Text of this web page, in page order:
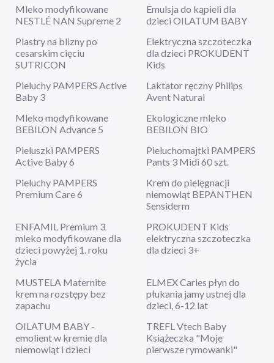
Mleko modyfikowane
NESTLÉ NAN Supreme 2
Emulsja do kąpieli dla
dzieci OILATUM BABY
Plastry na blizny po
cesarskim cięciu
SUTRICON
Elektryczna szczoteczka
dla dzieci PROKUDENT
Kids
Pieluchy PAMPERS Active
Baby 3
Laktator ręczny Philips
Avent Natural
Mleko modyfikowane
BEBILON Advance 5
Ekologiczne mleko
BEBILON BIO
Pieluszki PAMPERS
Active Baby 6
Pieluchomajtki PAMPERS
Pants 3 Midi 60 szt.
Pieluchy PAMPERS
Premium Care 6
Krem do pielęgnacji
niemowląt BEPANTHEN
Sensiderm
ENFAMIL Premium 3
mleko modyfikowane dla
dzieci powyżej 1. roku
życia
PROKUDENT Kids
elektryczna szczoteczka
dla dzieci 3+
MUSTELA Maternite
krem na rozstępy bez
zapachu
ELMEX Caries płyn do
płukania jamy ustnej dla
dzieci, 6-12 lat
OILATUM BABY -
emolient w kremie dla
niemowląt i dzieci
TREFL Vtech Baby
Książeczka "Moje
pierwsze rymowanki"